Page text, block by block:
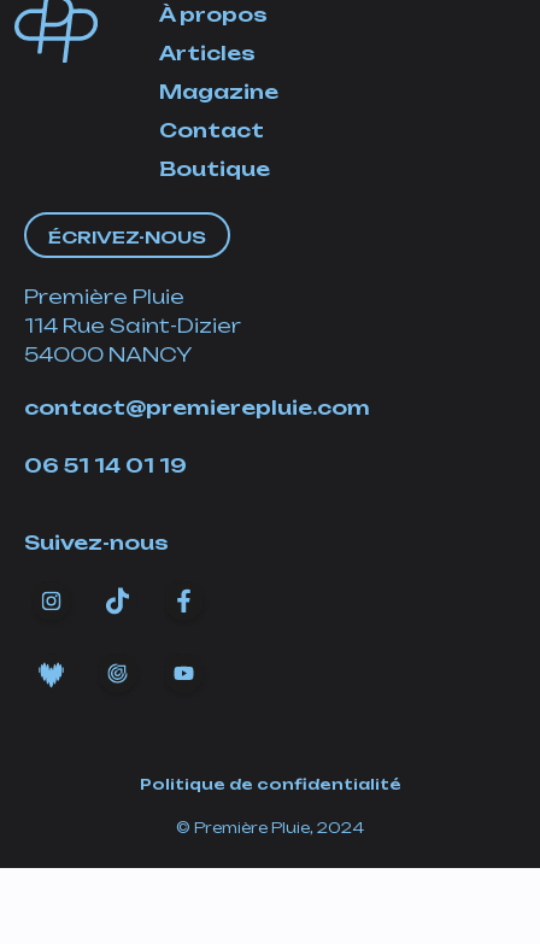
À propos
Articles
Magazine
Contact
Boutique
ÉCRIVEZ-NOUS
Première Pluie
114 Rue Saint-Dizier
54000 NANCY
contact@premierepluie.com
06 51 14 01 19
Suivez-nous
Politique de confidentialité
© Première Pluie, 2024